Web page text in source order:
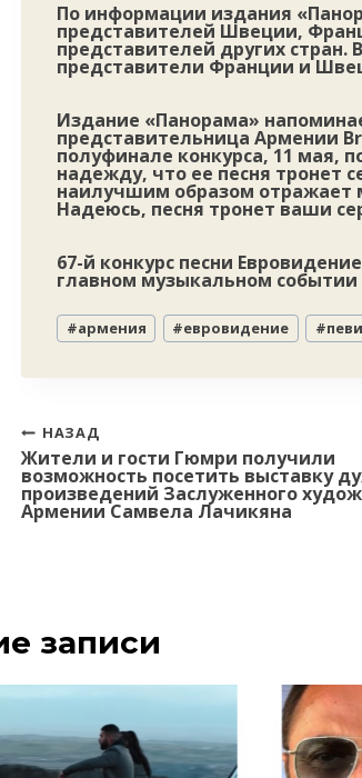
По информации издания
представителей Швеции,
представителей других
представители Франции и
Издание «Панорама»
представительница Армении
полуфинале конкурса, 11 мая,
надежду, что ее песня тронет
наилучшим образом отражает
Надеюсь, песня тронет ваши
67-й конкурс песни
главном музыкальном событии
Метки
записи:
#армения #евровидение #
Навигация
по
записям
НАЗАД
Жители и гости Гюмри получили
возможность посетить выставку
произведений Заслуженного
Армении Самвела Лачикяна
записи